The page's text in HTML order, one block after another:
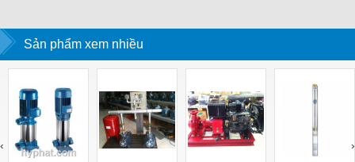
Đồng Nai
Đà Nẵng, Huế,
Sản phẩm xem nhiều
‹ ›